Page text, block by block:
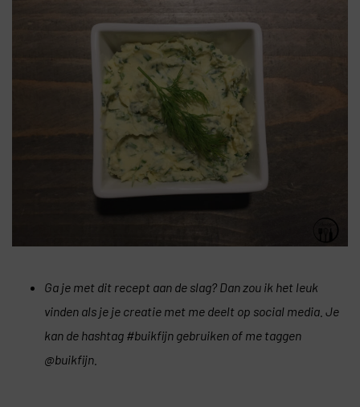
Ga je met dit recept aan de slag? Dan zou ik het leuk
vinden als je je creatie met me deelt op social media. Je
kan de hashtag #buikfijn gebruiken of me taggen
@buikfijn.